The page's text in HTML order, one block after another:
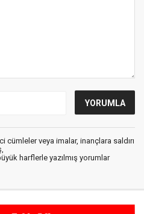
cümleler veya imalar, inançlara saldırı
harflerle yazılmış yorumlar